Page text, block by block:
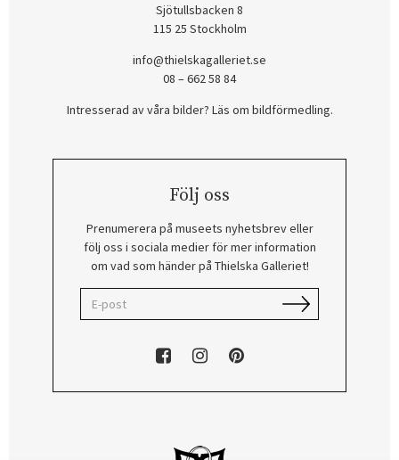
Sjötullsbacken 8
115 25 Stockholm
info@thielskagalleriet.se
08 – 662 58 84
Intresserad av våra bilder? Läs om bildförmedling.
Följ oss
Prenumerera på museets nyhetsbrev eller
följ oss i sociala medier för mer information
om vad som händer på Thielska Galleriet!